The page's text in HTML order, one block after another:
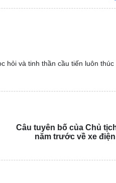
mua không thể nhận ra sự
hỏi và tinh thần cầu tiến luôn
Câu tuyên bố của Chủ
năm trước về xe